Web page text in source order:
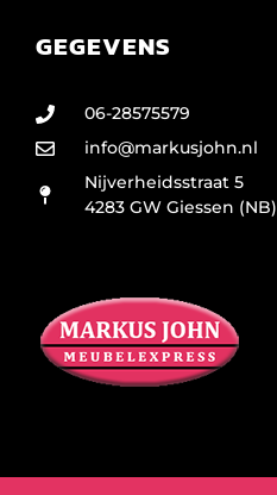
GEGEVENS
06-28575579
info@markusjohn.nl
Nijverheidsstraat 5
4283 GW Giessen (NB)